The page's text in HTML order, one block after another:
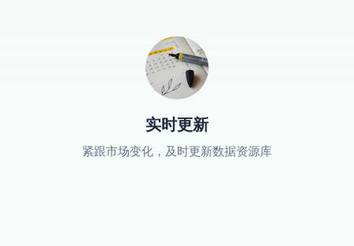
实时更新
紧跟市场变化，及时更新数据资源库